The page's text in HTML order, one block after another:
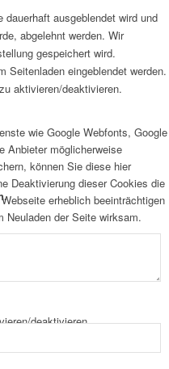
ausgeblendet wird und
abgelehnt werden. Wir
gespeichert wird.
Seitenladen eingeblendet werden.
aktivieren/deaktivieren.
wie Google Webfonts, Google
Anbieter möglicherweise
können Sie diese hier
Deaktivierung dieser Cookies die
erheblich beeinträchtigen
Neuladen der Seite wirksam.
deaktivieren.